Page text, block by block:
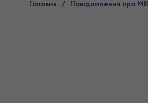
Головна / Повідомлення про МВ